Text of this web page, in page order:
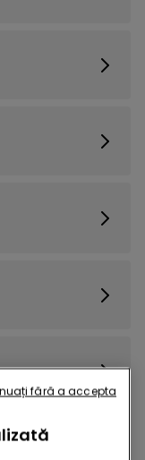
fără a accepta